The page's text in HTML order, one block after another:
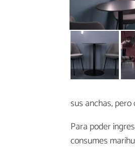
sus anchas,
Para poder
consumes